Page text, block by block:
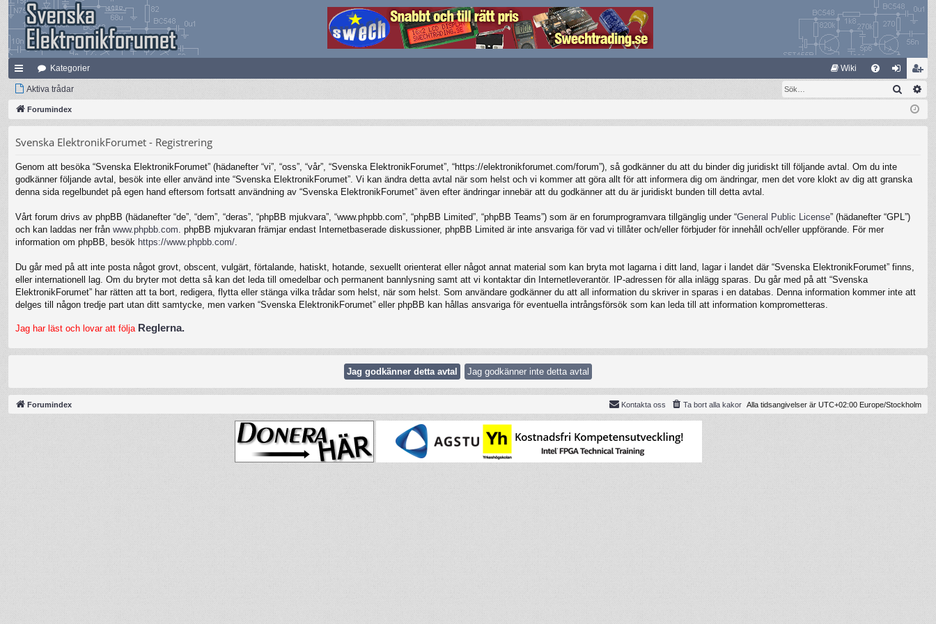
na
bb
ar
Kategorier Wiki
og li
m
Aktiva trådar Sök
Forumindex
Svenska ElektronikForumet - Registrering
Genom att besöka “Svenska ElektronikForumet” (hädanefter “vi”, “oss”, “vår”, “Svenska ElektronikForumet”, “https://elektronikforumet.com/forum”), så godkänner du att du binder dig juridiskt till följande avtal. Om du inte
godkänner följande avtal, besök inte eller använd inte “Svenska ElektronikForumet”. Vi kan ändra detta avtal när som helst och vi kommer att göra allt för att informera dig om ändringar, men det vore klokt av dig att granska
denna sida regelbundet på egen hand eftersom fortsatt användning av “Svenska ElektronikForumet” även efter ändringar innebär att du godkänner att du är juridiskt bunden till detta avtal.
Vårt forum drivs av phpBB (hädanefter “de”, “dem”, “deras”, “phpBB mjukvara”, “www.phpbb.com”, “phpBB Limited”, “phpBB Teams”) som är en forumprogramvara tillgänglig under “General Public License” (hädanefter “GPL”)
och kan laddas ner från www.phpbb.com . phpBB mjukvaran främjar endast Internetbaserade diskussioner, phpBB Limited är inte ansvariga för vad vi tillåter och/eller förbjuder för innehåll och/eller uppförande. För mer
information om phpBB, besök https://www.phpbb.com/
Du går med på att inte posta något grovt, obscent, vulgärt, förtalande, hatiskt, hotande, sexuellt orienterat eller något annat material som kan bryta mot lagarna i ditt land, lagar i landet där “Svenska ElektronikForumet” finns,
eller internationell lag. Om du bryter mot detta så kan det leda till omedelbar och permanent bannlysning samt att vi kontaktar din Internetleverantör. IP-adressen för alla inlägg sparas. Du går med på att “Svenska
ElektronikForumet” har rätten att ta bort, redigera, flytta eller stänga vilka trådar som helst, när som helst. Som användare godkänner du att all information du skriver in sparas i en databas. Denna information kommer inte att
delges till någon tredje part utan ditt samtycke, men varken “Svenska ElektronikForumet” eller phpBB kan hållas ansvariga för eventuella intrångsförsök som kan leda till att information komprometteras.
Jag har läst och lovar att följa Reglerna.
Forumindex Alla tidsangivelser är UTC+02:00 Europe/Stockholm
Ta bort alla kakor
Kontakta oss